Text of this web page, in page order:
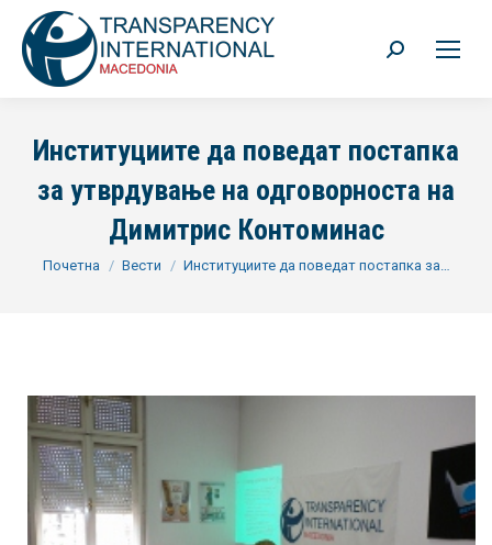
Search:
Институциите да поведат постапка
за утврдување на одговорноста на
Димитрис Контоминас
You are here:
Почетна Вести Институциите да поведат постапка за…